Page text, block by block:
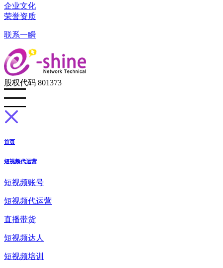
企业文化
荣誉资质
联系一瞬
股权代码 801373
首页
短视频代运营
短视频账号
短视频代运营
直播带货
短视频达人
短视频培训